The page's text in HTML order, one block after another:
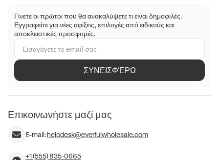
Γίνετε οι πρώτοι που θα ανακαλύψετε τι είναι δημοφιλές.
Εγγραφείτε για νέες αφίξεις, επιλογές από ειδικούς και
αποκλειστικές προσφορές.
ΣΥΝΕΙΣΦΈΡΩ
Επικοινωνήστε μαζί μας
E-mail:helpdesk@everfulwholesale.com
+1 (555) 835-0665